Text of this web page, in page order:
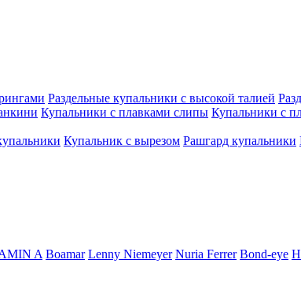
Раздельные купальники с высокой талией
Купальники с плавками слипы Купальники с
Купальник с вырезом Рашгард купальники
A Boamar Lenny Niemeyer Nuria Ferrer Bond-eye